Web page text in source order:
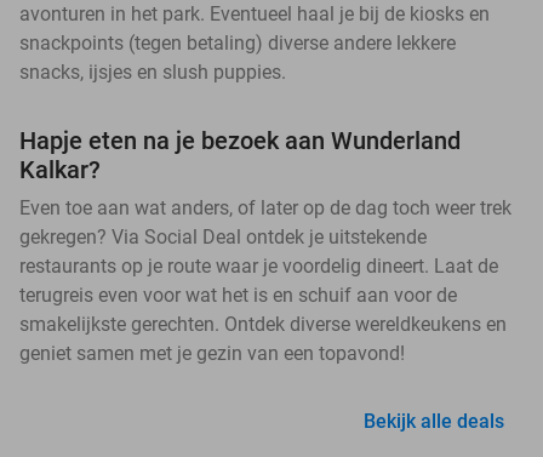
avonturen in het park. Eventueel haal je bij de kiosks en
snackpoints (tegen betaling) diverse andere lekkere
snacks, ijsjes en slush puppies.
Hapje eten na je bezoek aan Wunderland
Kalkar?
Even toe aan wat anders, of later op de dag toch weer trek
gekregen? Via Social Deal ontdek je uitstekende
restaurants op je route waar je voordelig dineert. Laat de
terugreis even voor wat het is en schuif aan voor de
smakelijkste gerechten. Ontdek diverse wereldkeukens en
geniet samen met je gezin van een topavond!
Bekijk alle deals